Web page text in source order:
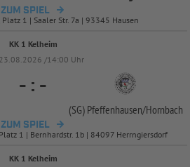
ZUM SPIEL
1 | Saaler Str. 7a | 93345 Hausen
KK 1 Kelheim
23.08.2026 /14:00 Uhr
- : -
(SG) Pfeffenhausen/Hornbach
ZUM SPIEL
1 | Bernhardstr. 1b | 84097 Herrngiersdorf
KK 1 Kelheim